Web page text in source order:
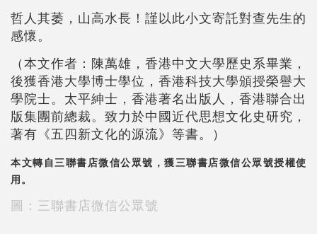
哲人其萎，山高水長！謹以此小文寄託對查先生的
感懷。
（本文作者：陳萬雄，香港中文大學歷史系畢業，
後獲香港大學博士學位，香港科技大學頒授榮譽大
學院士。太平紳士，香港著名出版人，香港聯合出
版集團前總裁。致力於中國近代思想文化史研究，
著有《五四新文化的源流》等書。）
本文轉自三聯書店微信公眾號，獲三聯書店微信公眾號授權使
用。
圖：三聯書店微信公眾號